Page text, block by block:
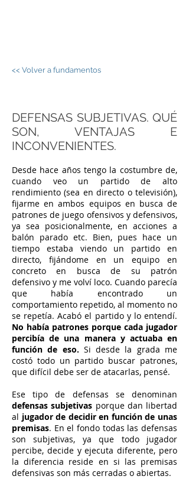
<< Volver a fundamentos
DEFENSAS SUBJETIVAS. QUÉ
SON, VENTAJAS E
INCONVENIENTES.
Desde hace años tengo la costumbre de,
cuando veo un partido de alto
rendimiento (sea en directo o televisión),
fijarme en ambos equipos en busca de
patrones de juego ofensivos y defensivos,
ya sea posicionalmente, en acciones a
balón parado etc. Bien, pues hace un
tiempo estaba viendo un partido en
directo, fijándome en un equipo en
concreto en busca de su patrón
defensivo y me volví loco. Cuando parecía
que había encontrado un
comportamiento repetido, al momento no
se repetía. Acabó el partido y lo entendí.
No había patrones porque cada jugador
percibía de una manera y actuaba en
función de eso. Si desde la grada me
costó todo un partido buscar patrones,
que difícil debe ser de atacarlas, pensé.
Ese tipo de defensas se denominan
defensas subjetivas porque dan libertad
al jugador de decidir en función de unas
premisas. En el fondo todas las defensas
son subjetivas, ya que todo jugador
percibe, decide y ejecuta diferente, pero
la diferencia reside en si las premisas
defensivas son más cerradas o abiertas.